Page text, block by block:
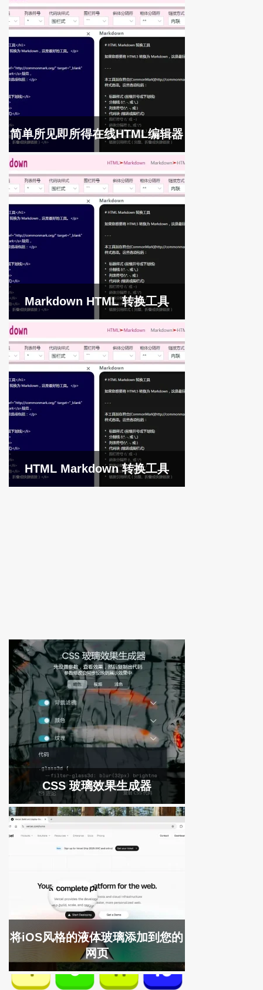
简单所见即所得在线HTML编辑器
Markdown HTML 转换工具
HTML Markdown 转换工具
CSS 玻璃效果生成器
将iOS风格的液体玻璃添加到您的
网页